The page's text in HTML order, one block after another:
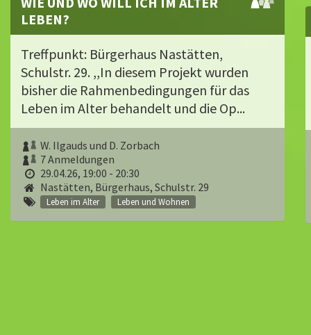
LEBEN?
Treffpunkt: Bürgerhaus Nastätten,
Schulstr. 29. ,,In diesem Projekt wurden
bisher die Rahmenbedingungen für das
Leben im Alter behandelt und die Op...
W. Ilgauds und D. Zorbach
7 Anmeldungen
29.04.26, 19:00 - 20:30
Nastätten, Bürgerhaus, Schulstr. 29
Leben im Alter Leben und Wohnen